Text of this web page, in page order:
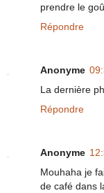
prendre le
Répondre
Anonyme
La dernière
Répondre
Anonyme
Mouhaha je
de café dans